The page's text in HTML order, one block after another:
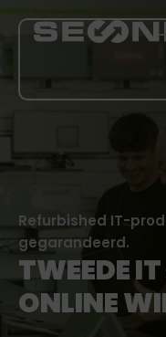
Refurbished IT-
gegarandeerd.
TWEEDE
ONLINE